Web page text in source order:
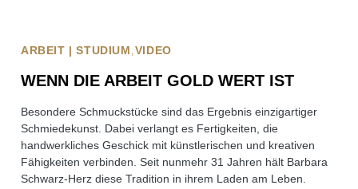
ARBEIT | STUDIUM VIDEO
WENN DIE ARBEIT GOLD WERT IST
Besondere Schmuckstücke sind das Ergebnis einzigartiger
Schmiedekunst. Dabei verlangt es Fertigkeiten, die
handwerkliches Geschick mit künstlerischen und kreativen
Fähigkeiten verbinden. Seit nunmehr 31 Jahren hält Barbara
Schwarz-Herz diese Tradition in ihrem Laden am Leben.